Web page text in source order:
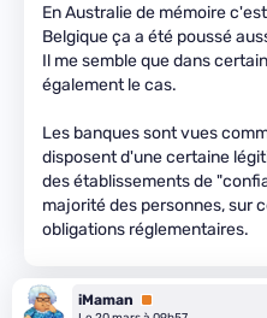
En Australie de mémoire
Belgique ça a été poussé
Il me semble que dans
également le cas.
Les banques sont vues
disposent d'une certaine
des établissements de
majorité des personnes, sur
obligations réglementaires.
iMaman
Premium